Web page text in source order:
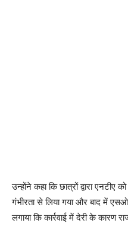
उन्होंने कहा कि छात्रों द्वारा एनटीए
गंभीरता से लिया गया और बाद में
लगाया कि कार्रवाई में देरी के कारण